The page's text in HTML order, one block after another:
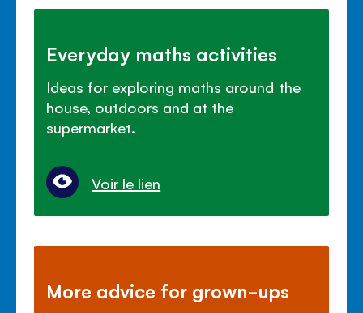
Everyday maths activities
Ideas for exploring maths around the
house, outdoors and at the
supermarket.
Voir le lien
More advice for grown-ups